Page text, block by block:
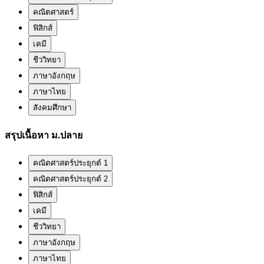
คณิตศาสตร์
ฟิสิกส์
เคมี
ชีววิทยา
ภาษาอังกฤษ
ภาษาไทย
สังคมศึกษา
สรุปเนื้อหา ม.ปลาย
คณิตศาสตร์ประยุกต์ 1
คณิตศาสตร์ประยุกต์ 2
ฟิสิกส์
เคมี
ชีววิทยา
ภาษาอังกฤษ
ภาษาไทย